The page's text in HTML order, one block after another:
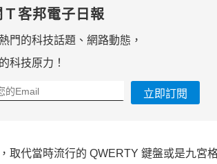
Ｔ客邦電子日報
門的科技話題、網路動態，
科技原力！
立即訂閱
取代當時流行的 QWERTY 鍵盤或是九宮